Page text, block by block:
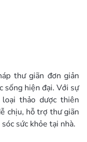
thư giãn đơn giản
sống hiện đại. Với sự
thảo dược thiên
chịu, hỗ trợ thư giãn
sức khỏe tại nhà.